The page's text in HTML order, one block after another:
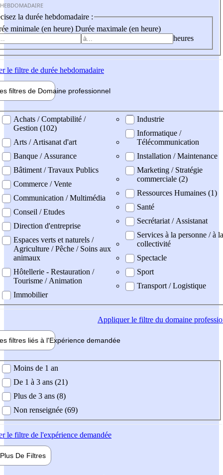
la durée hebdomadaire :
minimale (en heure) Durée maximale (en heure)
heures
le filtre de durée hebdomadaire
filtres de Domaine professionnel
professionel
Achats / Comptabilité /
Gestion (102)
Arts / Artisanat d'art
Banque / Assurance
Bâtiment / Travaux Publics
Commerce / Vente
Communication / Multimédia
Conseil / Etudes
Direction d'entreprise
Espaces verts et naturels /
Agriculture / Pêche / Soins aux
animaux
Hôtellerie - Restauration /
Tourisme / Animation
Immobilier
Industrie
Informatique /
Télécommunication
Installation / Maintenance
Marketing / Stratégie
commerciale (2)
Ressources Humaines (1)
Santé
Secrétariat / Assistanat
Services à la personne / à la
collectivité
Spectacle
Sport
Transport / Logistique
Appliquerle filtre du domaine
filtres liés à l'Expérience demandée
demandée
Moins de 1 an
De 1 à 3 ans (21)
Plus de 3 ans (8)
Non renseignée (69)
le filtre de l'expérience demandée
Plus De Filtres